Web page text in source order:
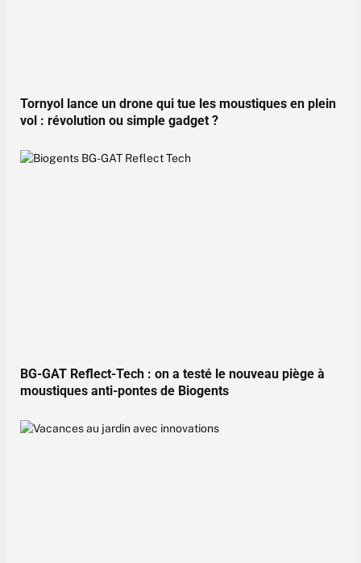
Tornyol lance un drone qui tue les moustiques en plein
vol : révolution ou simple gadget ?
BG-GAT Reflect-Tech : on a testé le nouveau piège à
moustiques anti-pontes de Biogents